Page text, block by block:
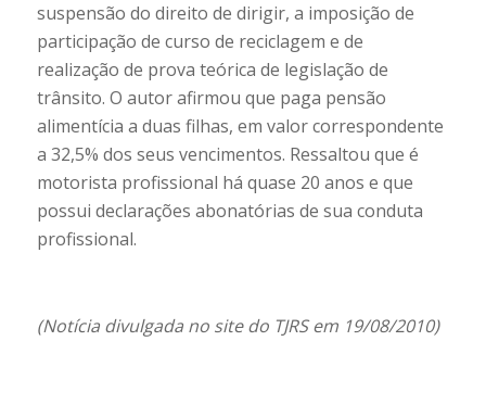
suspensão do direito de dirigir, a imposição de
participação de curso de reciclagem e de
realização de prova teórica de legislação de
trânsito. O autor afirmou que paga pensão
alimentícia a duas filhas, em valor correspondente
a 32,5% dos seus vencimentos. Ressaltou que é
motorista profissional há quase 20 anos e que
possui declarações abonatórias de sua conduta
profissional.
(Notícia divulgada no site do TJRS em 19/08/2010)